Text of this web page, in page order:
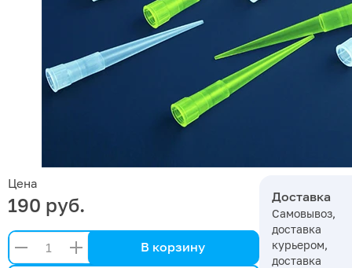
Цена
190 руб.
В корзину
Доставка
Самовывоз,
доставка
курьером,
доставка